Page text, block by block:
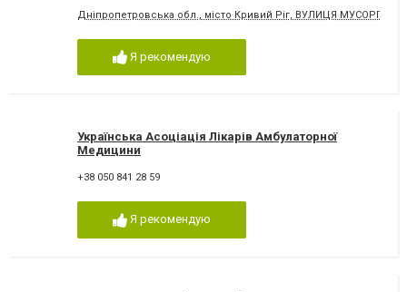
Дніпропетровська обл., місто Кривий Ріг, ВУЛИЦЯ
Я рекомендую
Українська Асоціація Лікарів Амбулаторної
Медицини
+38 050 841 28 59
Я рекомендую